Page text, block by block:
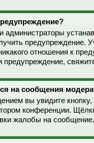
администраторы
предупреждение.
отношения к
предупреждение,
на сообщения
вы увидите
конференции.
жалобы на сообщение.